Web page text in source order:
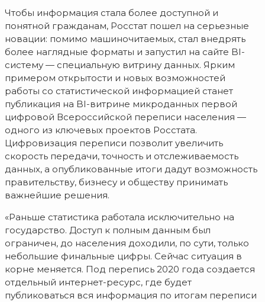
Чтобы информация стала более доступной и
понятной гражданам, Росстат пошел на серьезные
новации: помимо машиночитаемых, стал внедрять
более наглядные форматы и запустил на сайте BI-
систему — специальную витрину данных. Ярким
примером открытости и новых возможностей
работы со статистической информацией станет
публикация на BI-витрине микроданных первой
цифровой Всероссийской переписи населения —
одного из ключевых проектов Росстата.
Цифровизация переписи позволит увеличить
скорость передачи, точность и отслеживаемость
данных, а опубликованные итоги дадут возможность
правительству, бизнесу и обществу принимать
важнейшие решения.
«Раньше статистика работала исключительно на
государство. Доступ к полным данным был
ограничен, до населения доходили, по сути, только
небольшие финальные цифры. Сейчас ситуация в
корне меняется. Под перепись 2020 года создается
отдельный интернет-ресурс, где будет
публиковаться вся информация по итогам переписи